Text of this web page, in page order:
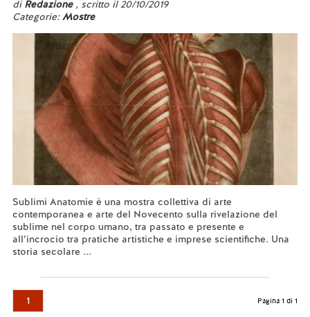
di Redazione , scritto il 20/10/2019
Categorie:Mostre
Sublimi Anatomie è una mostra collettiva di arte
contemporanea e arte del Novecento sulla rivelazione del
sublime nel corpo umano, tra passato e presente e
all’incrocio tra pratiche artistiche e imprese scientifiche. Una
storia secolare ...
1 Pagina 1 di 1